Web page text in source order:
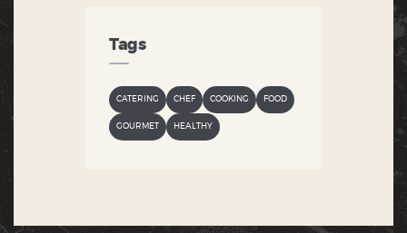
Tags
CATERING CHEF COOKING FOOD
GOURMET HEALTHY